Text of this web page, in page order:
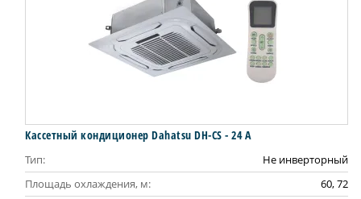
Кассетный кондиционер Dahatsu DH-CS - 24 А
Тип:
Не инверторный
Площадь охлаждения, м:
60, 72